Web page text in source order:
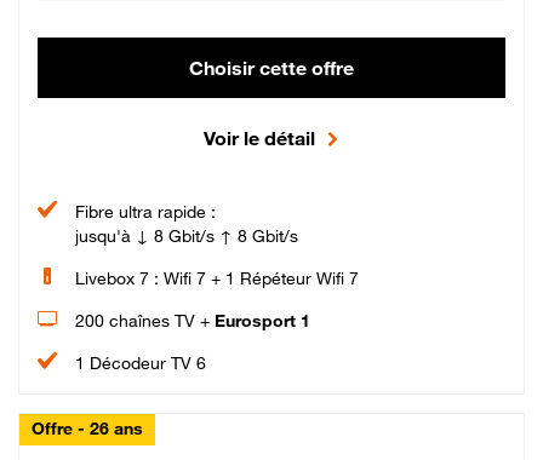
Choisir cette offre
Voir le détail
Fibre ultra rapide :
jusqu'à ↓ 8 Gbit/s ↑ 8 Gbit/s
Livebox 7 : Wifi 7 + 1 Répéteur Wifi 7
200 chaînes TV + Eurosport 1
1 Décodeur TV 6
Offre - 26 ans